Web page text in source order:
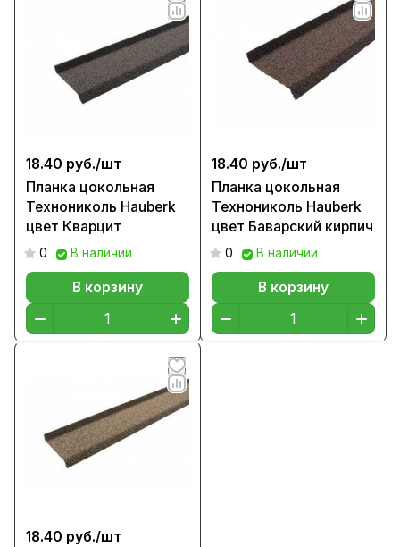
18.40 руб./шт
Планка цокольная
Технониколь Hauberk
цвет Кварцит
0 В наличии
В корзину
18.40 руб./шт
Планка цокольная
Технониколь Hauberk
цвет Баварский кирпич
0 В наличии
В корзину
18.40 руб./шт